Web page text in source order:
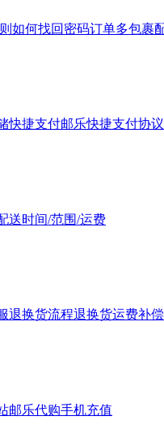
如何找回密码订单多包裹
快捷支付邮乐快捷支付协议
送时间/范围/运费
退换货流程退换货运费补
邮乐代购手机充值